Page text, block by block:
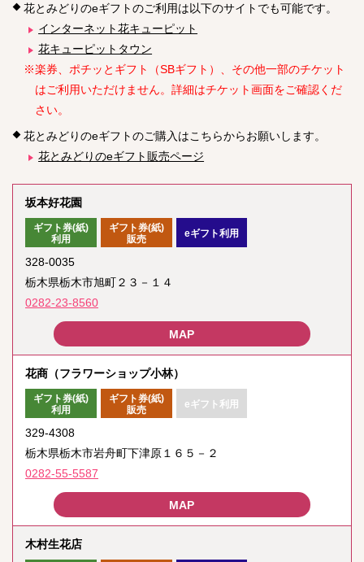
花とみどりのeギフトのご利用は以下のサイトでも可能です。
インターネット花キューピット
花キューピットタウン
※楽券、ポチッとギフト（SBギフト）、その他一部のチケット
はご利用いただけません。詳細はチケット画面をご確認くだ
さい。
花とみどりのeギフトのご購入はこちらからお願いします。
花とみどりのeギフト販売ページ
坂本好花園
ギフト券(紙)
利用
ギフト券(紙)
販売
eギフト利用
328-0035
栃木県栃木市旭町２３－１４
0282-23-8560
花商（フラワーショップ小林）
ギフト券(紙)
利用
ギフト券(紙)
販売
eギフト利用
329-4308
栃木県栃木市岩舟町下津原１６５－２
0282-55-5587
木村生花店